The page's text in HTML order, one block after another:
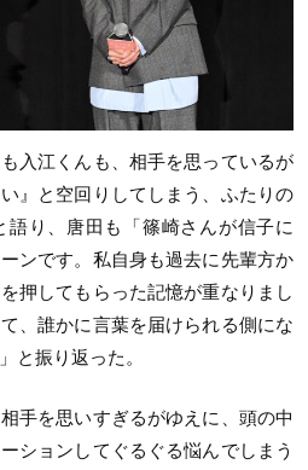
入江くんも、相手を思っているが
』と空回りしてしまう、ふたりの
り、唐田も「篠崎さんが信子に
ンです。私自身も過去に先輩方か
押してもらった記憶が重なりまし
、誰かに言葉を届けられる側にな
と振り返った。
手を思いすぎるがゆえに、頭の中
ションしてぐるぐる悩んでしまう